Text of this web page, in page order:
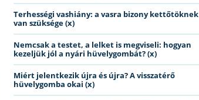
Terhességi vashiány: a vasra bizony kettőtöknek
van szüksége (x)
Nemcsak a testet, a lelket is megviseli: hogyan
kezeljük jól a nyári hüvelygombát? (x)
Miért jelentkezik újra és újra? A visszatérő
hüvelygomba okai (x)